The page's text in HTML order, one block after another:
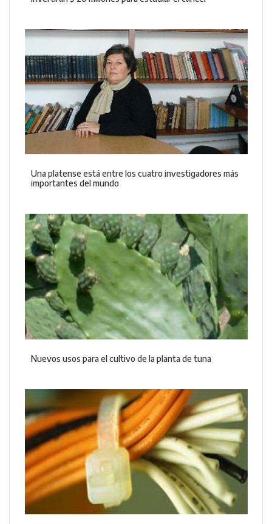
Una platense está entre los cuatro investigadores más
importantes del mundo
Nuevos usos para el cultivo de la planta de tuna